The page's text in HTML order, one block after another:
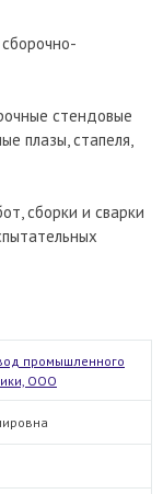
стендовые
плазы, стапеля,
сборки и сварки
промышленного
ООО